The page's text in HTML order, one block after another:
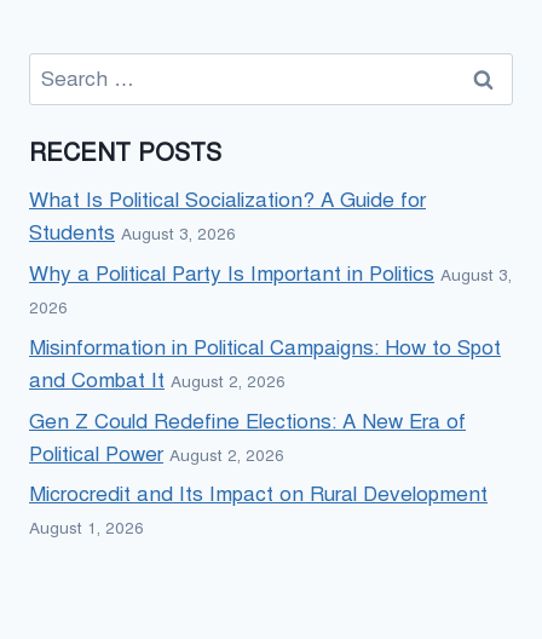
Search
for:
RECENT POSTS
What Is Political Socialization? A Guide for
Students August 3, 2026
Why a Political Party Is Important in Politics August 3,
2026
Misinformation in Political Campaigns: How to Spot
and Combat It August 2, 2026
Gen Z Could Redefine Elections: A New Era of
Political Power August 2, 2026
Microcredit and Its Impact on Rural Development
August 1, 2026